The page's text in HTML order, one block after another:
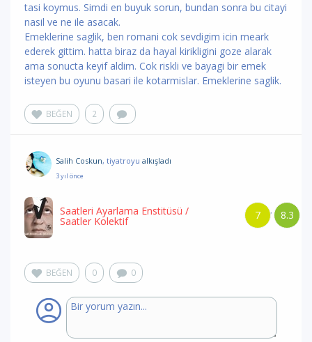
tasi koymus. Simdi en buyuk sorun, bundan sonra bu citayi
nasil ve ne ile asacak.
Emeklerine saglik, ben romani cok sevdigim icin meark
ederek gittim. hatta biraz da hayal kirikligini goze alarak
ama sonucta keyif aldim. Cok riskli ve bayagi bir emek
isteyen bu oyunu basari ile kotarmislar. Emeklerine saglik.
BEĞEN 2
Salih Coskun, tiyatroyu alkışladı
3 yıl önce
8.3
/
7
Saatleri Ayarlama Enstitüsü /
Saatler Kolektif
BEĞEN 0 0